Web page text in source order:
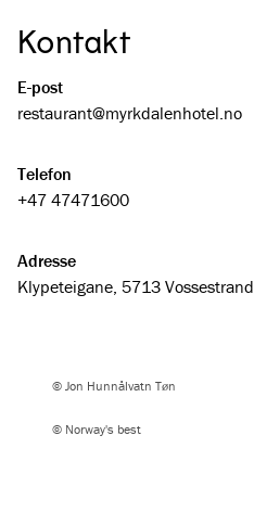
Kontakt
E-post
restaurant@­myrkdalenhotel.no
Telefon
+47 47471600
Adresse
Klypeteigane, 5713 Vossestrand
© Jon Hunnålvatn Tøn
© Norway's best